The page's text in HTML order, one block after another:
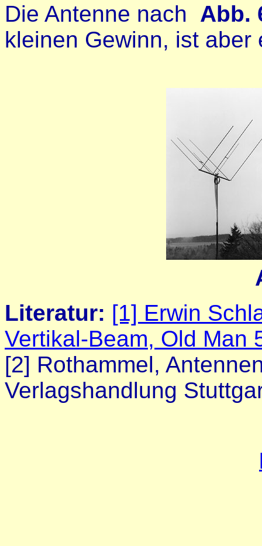
Die Antenne nach Abb.
kleinen Gewinn, ist
Literatur: [1] Erwin
Vertikal-Beam, Old Man
[2] Rothammel,
Verlagshandlung